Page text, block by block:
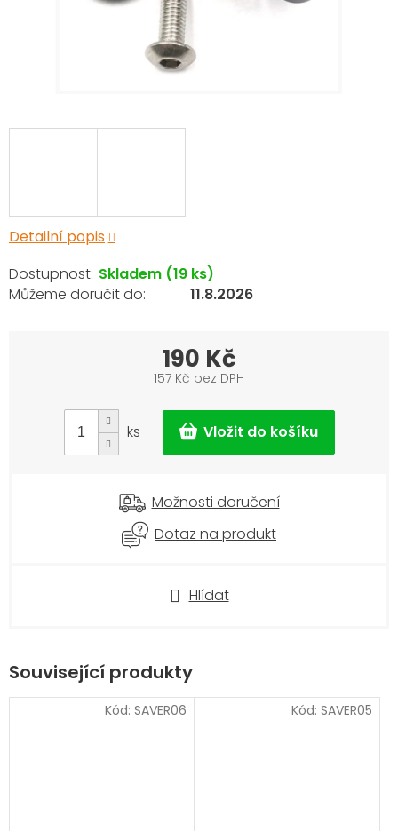
Detailní popis
Hlídat
Skladem (19 ks)
11.8.2026
190 Kč
157 Kč bez DPH
cena:
ks
Možnosti doručení
Dotaz na produkt
Související produkty
Kód: SAVER06 Kód: SAVER05